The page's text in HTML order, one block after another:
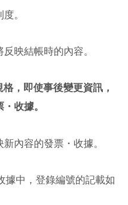
。
映結帳時的內容。
，即使事後變更資訊，
收據。
內容的發票・收據。
據中，登錄編號的記載如